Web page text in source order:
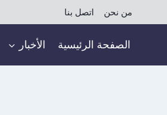
إلى
من نحن اتصل بنا
الصفحة الرئيسية الأخبار